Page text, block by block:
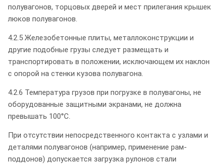
полувагонов, торцовых дверей и мест прилегания крышек
люков полувагонов.
4.2.5 Железобетонные плиты, металлоконструкции и
другие подобные грузы следует размещать и
транспортировать в положении, исключающем их наклон
с опорой на стенки кузова полувагона.
4.2.6 Температура грузов при погрузке в полувагоны, не
оборудованные защитными экранами, не должна
превышать 100°С.
При отсутствии непосредственного контакта с узлами и
деталями полувагонов (например, применение рам-
поддонов) допускается загрузка рулонов стали